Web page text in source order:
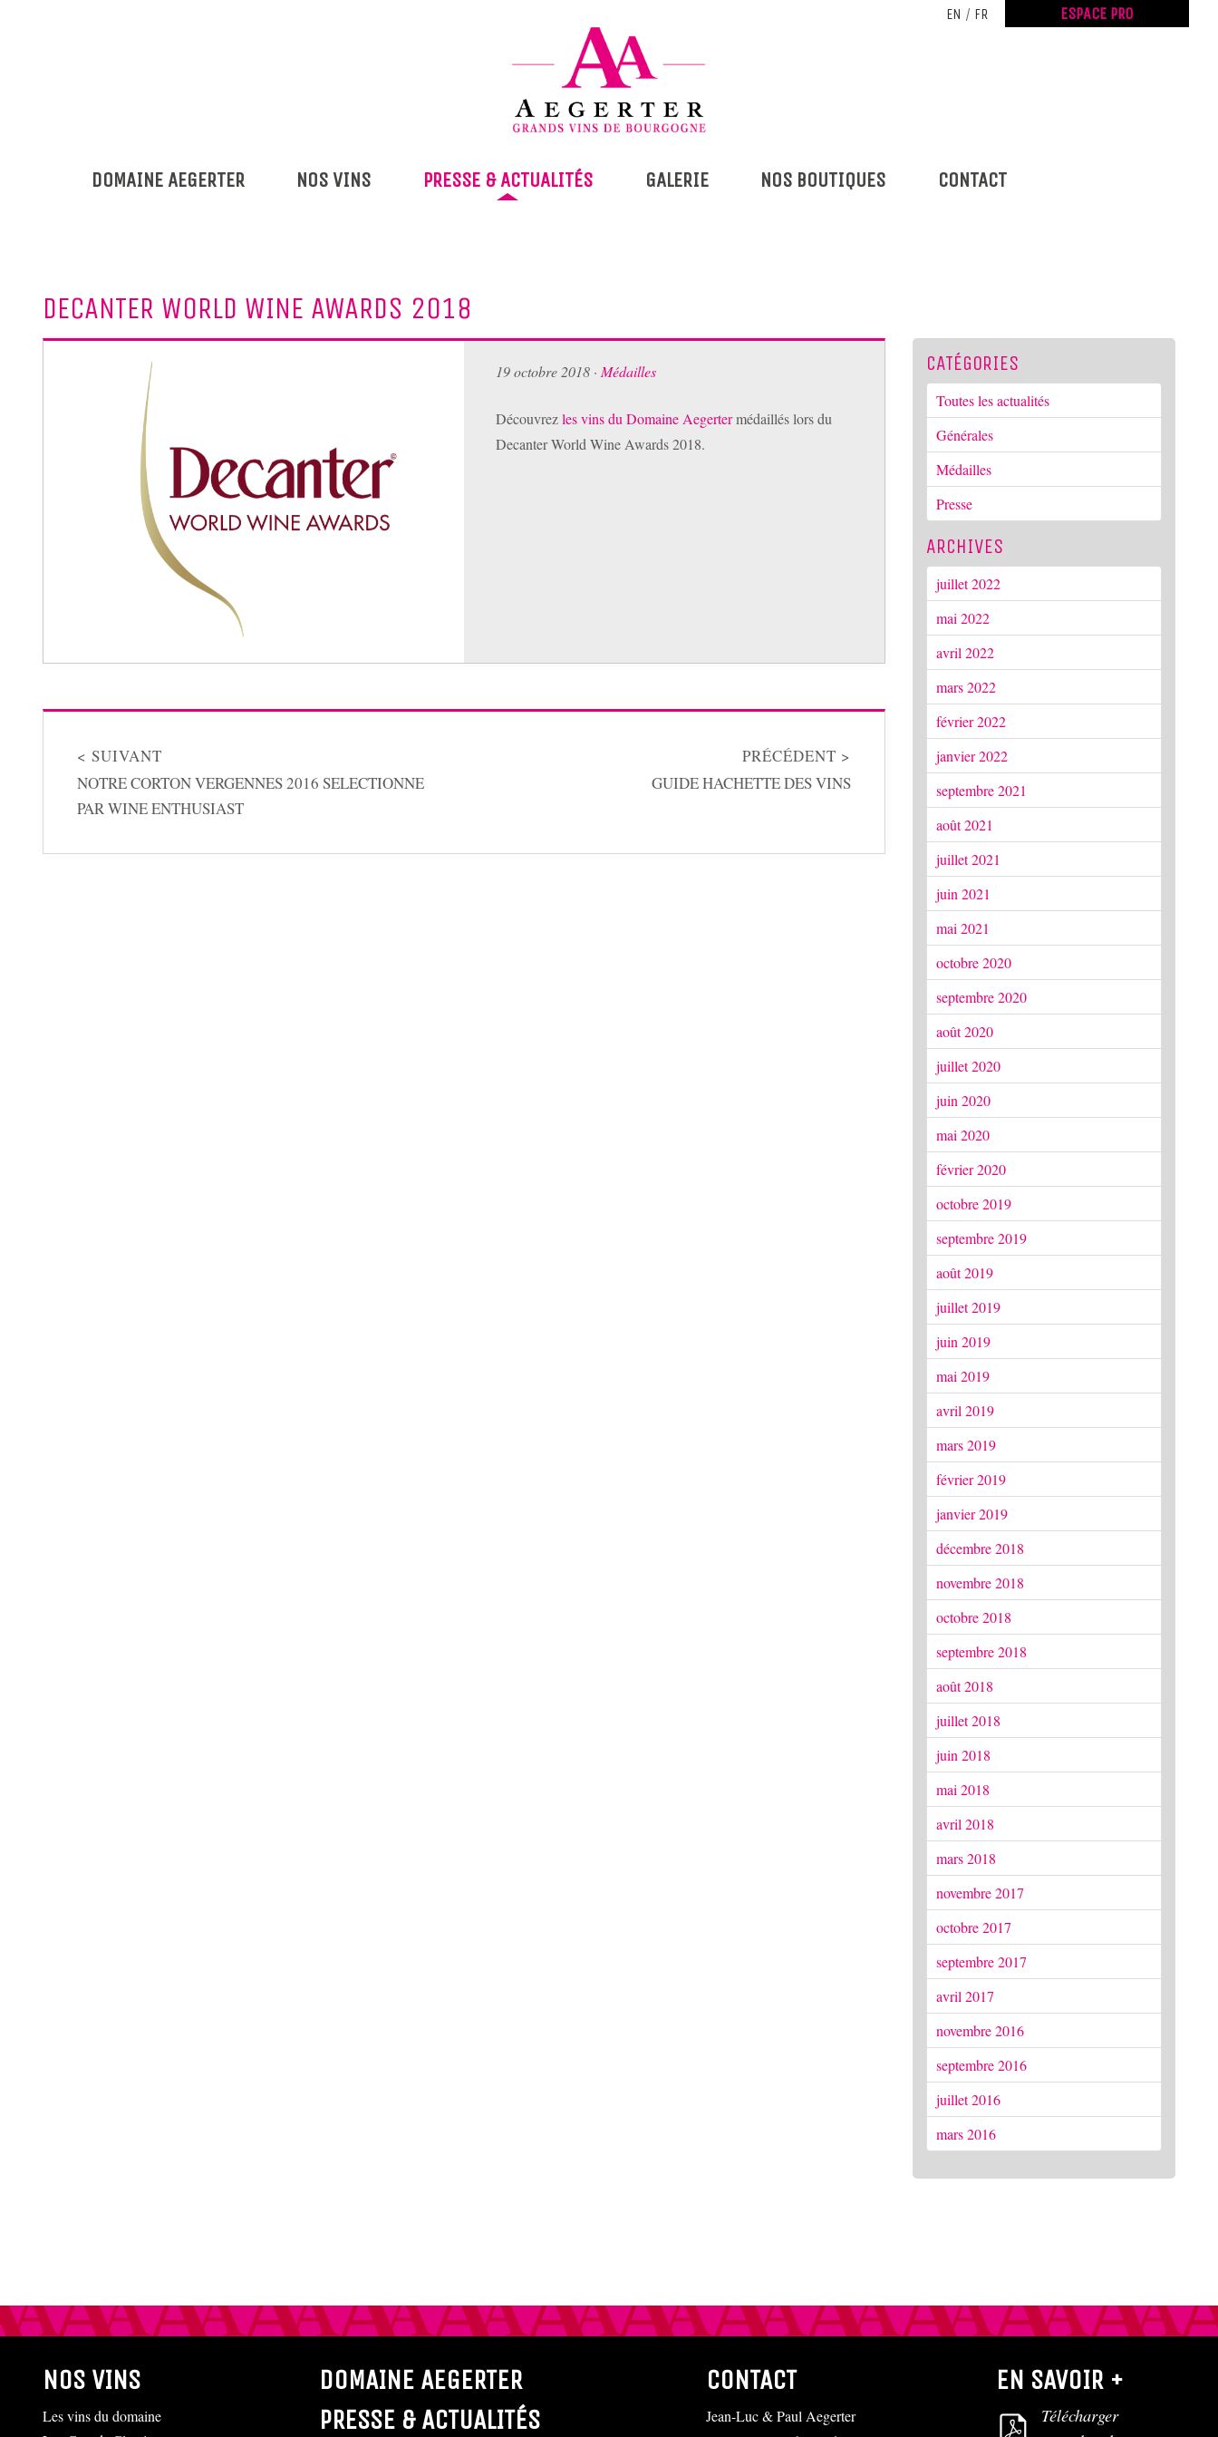
EN / FR ESPACE PRO
DOMAINE AEGERTER NOS VINS PRESSE & ACTUALITÉS GALERIE NOS BOUTIQUES CONTACT
DECANTER WORLD WINE AWARDS 2018
19 octobre 2018 · Médailles
Découvrezles vins du Domaine Aegertermédaillés lors du
Decanter World Wine Awards 2018.
< SUIVANT
NOTRE CORTON VERGENNES 2016 SELECTIONNE
PAR WINE ENTHUSIAST
PRÉCÉDENT >
GUIDE HACHETTE DES VINS
CATÉGORIES
Toutes les actualités
Générales
Médailles
Presse
ARCHIVES
juillet 2022
mai 2022
avril 2022
mars 2022
février 2022
janvier 2022
septembre 2021
août 2021
juillet 2021
juin 2021
mai 2021
octobre 2020
septembre 2020
août 2020
juillet 2020
juin 2020
mai 2020
février 2020
octobre 2019
septembre 2019
août 2019
juillet 2019
juin 2019
mai 2019
avril 2019
mars 2019
février 2019
janvier 2019
décembre 2018
novembre 2018
octobre 2018
septembre 2018
août 2018
juillet 2018
juin 2018
mai 2018
avril 2018
mars 2018
novembre 2017
octobre 2017
septembre 2017
avril 2017
novembre 2016
septembre 2016
juillet 2016
mars 2016
NOS VINS
Les vins du domaine
DOMAINE AEGERTER
PRESSE & ACTUALITÉS
CONTACT
Jean-Luc & Paul Aegerter
EN SAVOIR +
Télécharger